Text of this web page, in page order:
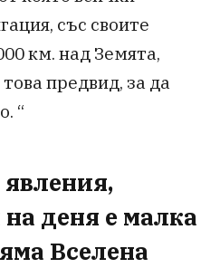
със своите
км. над Земята,
предвид, за да
“
деня е малка
Вселена